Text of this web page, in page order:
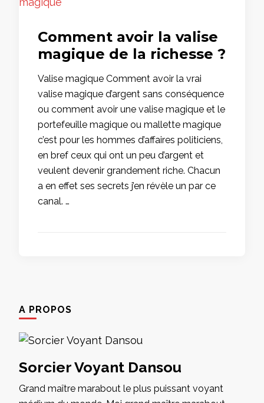
Comment avoir la valise
magique de la richesse ?
Valise magique Comment avoir la vrai
valise magique d’argent sans conséquence
ou comment avoir une valise magique et le
portefeuille magique ou mallette magique
c’est pour les hommes d’affaires politiciens,
en bref ceux qui ont un peu d’argent et
veulent devenir grandement riche. Chacun
a en effet ses secrets j’en révèle un par ce
canal. …
A PROPOS
Sorcier Voyant Dansou
Grand maître marabout le plus puissant voyant